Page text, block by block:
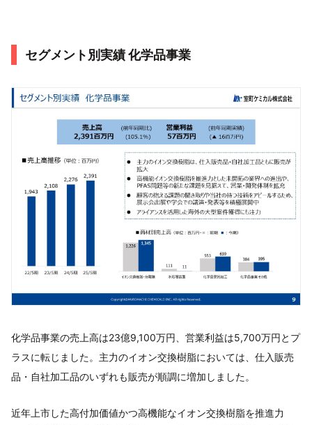
セグメント別実績 化学品事業
化学品事業の売上高は23億9,100万円、営業利益は5,700万円とプ
ラスに転じました。主力のイオン交換樹脂においては、仕入販売
品・自社加工品のいずれも販売が順調に増加しました。
近年上市した高付加価値かつ高機能なイオン交換樹脂を推進力